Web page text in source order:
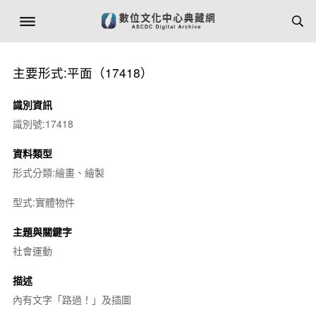
主要形式:平面（17418）
識別資訊
識別號:17418
資料類型
形式分類:繪畫、繪製
型式:實體物件
主題與關鍵字
社會運動
描述
內有文字「路過！」及插圖